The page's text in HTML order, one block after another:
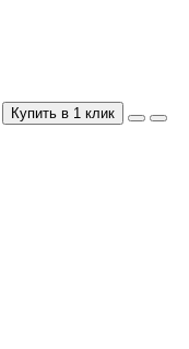
Купить в 1 клик